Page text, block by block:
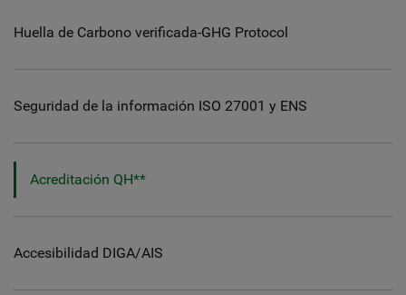
Huella de Carbono verificada-GHG Protocol
Seguridad de la información ISO 27001 y ENS
Acreditación QH**
Accesibilidad DIGA/AIS